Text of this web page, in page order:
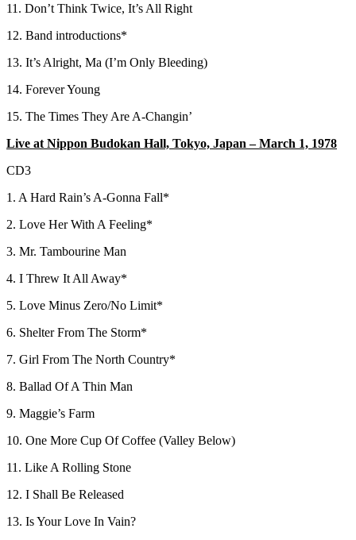
11. Don’t Think Twice, It’s All Right
12. Band introductions*
13. It’s Alright, Ma (I’m Only Bleeding)
14. Forever Young
15. The Times They Are A-Changin’
Live at Nippon Budokan Hall, Tokyo, Japan – March 1, 1978
CD3
1. A Hard Rain’s A-Gonna Fall*
2. Love Her With A Feeling*
3. Mr. Tambourine Man
4. I Threw It All Away*
5. Love Minus Zero/No Limit*
6. Shelter From The Storm*
7. Girl From The North Country*
8. Ballad Of A Thin Man
9. Maggie’s Farm
10. One More Cup Of Coffee (Valley Below)
11. Like A Rolling Stone
12. I Shall Be Released
13. Is Your Love In Vain?